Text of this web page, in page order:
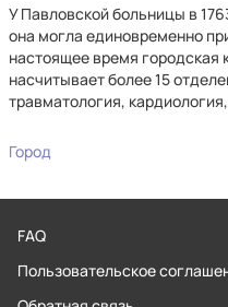
У Павловской больницы в
она могла единовременно
настоящее время
насчитывает более 15
травматология,
Город
FAQ
Пользовательское